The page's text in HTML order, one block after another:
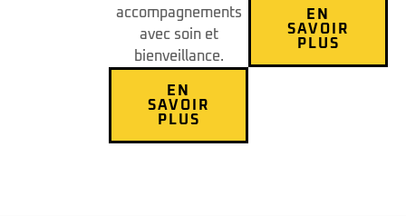
accompagnements
avec soin et
bienveillance.
EN
SAVOIR
PLUS
EN
SAVOIR
PLUS